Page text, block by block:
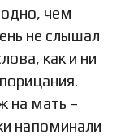
чем
не слышал
как и ни
на мать –
напоминали